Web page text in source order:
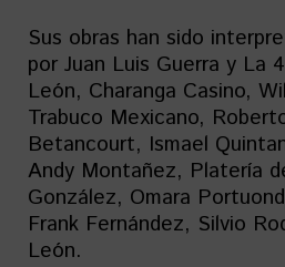
Sus obras han sido
por Juan Luis Guerra y La
León, Charanga Casino,
Trabuco Mexicano,
Betancourt, Ismael
Andy Montañez, Platería
González, Omara
Frank Fernández, Silvio
León.